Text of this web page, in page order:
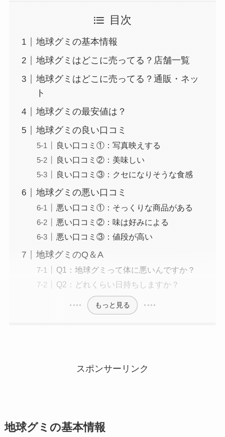
目次
地球グミの基本情報
地球グミはどこに売ってる？店舗一覧
地球グミはどこに売ってる？通販・ネッ
ト
地球グミの最安値は？
地球グミの良い口コミ
良い口コミ①：写真映えする
良い口コミ②：美味しい
良い口コミ③：クセになりそうな食感
地球グミの悪い口コミ
悪い口コミ①：そっくりな商品がある
悪い口コミ②：味は好みによる
悪い口コミ③：値段が高い
地球グミのQ＆A
Q1：地球グミって体に悪いんですか？
Q2：どれくらい日持ちしますか？
もっと見る
スポンサーリンク
地球グミの基本情報